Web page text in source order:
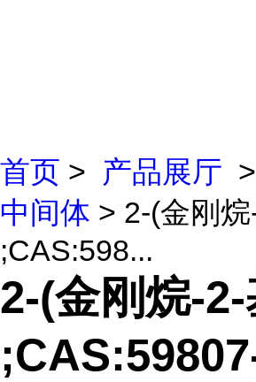
首页 > 产品展厅 >
中间体 > 2-(金刚
;CAS:598...
2-(金刚烷-